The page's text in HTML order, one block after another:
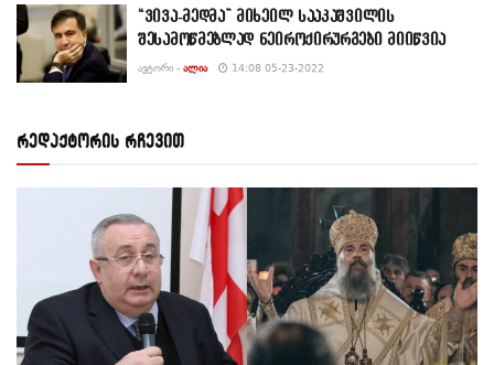
“ვივა-მედმა” მიხეილ სააკაშვილის
შესამოწმებლად ნეიროქირურგები მიიწვია
ᲐᲕᲢᲝᲠᲘ - ᲐᲚᲘᲐ 14:08 05-23-2022
რედაქტორის რჩევით